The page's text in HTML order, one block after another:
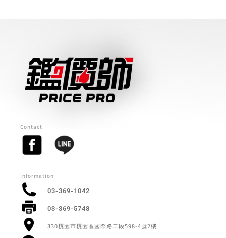
Contact
Information
03-369-1042
03-369-5748
330桃園市桃園區國際路二段598-4號2樓